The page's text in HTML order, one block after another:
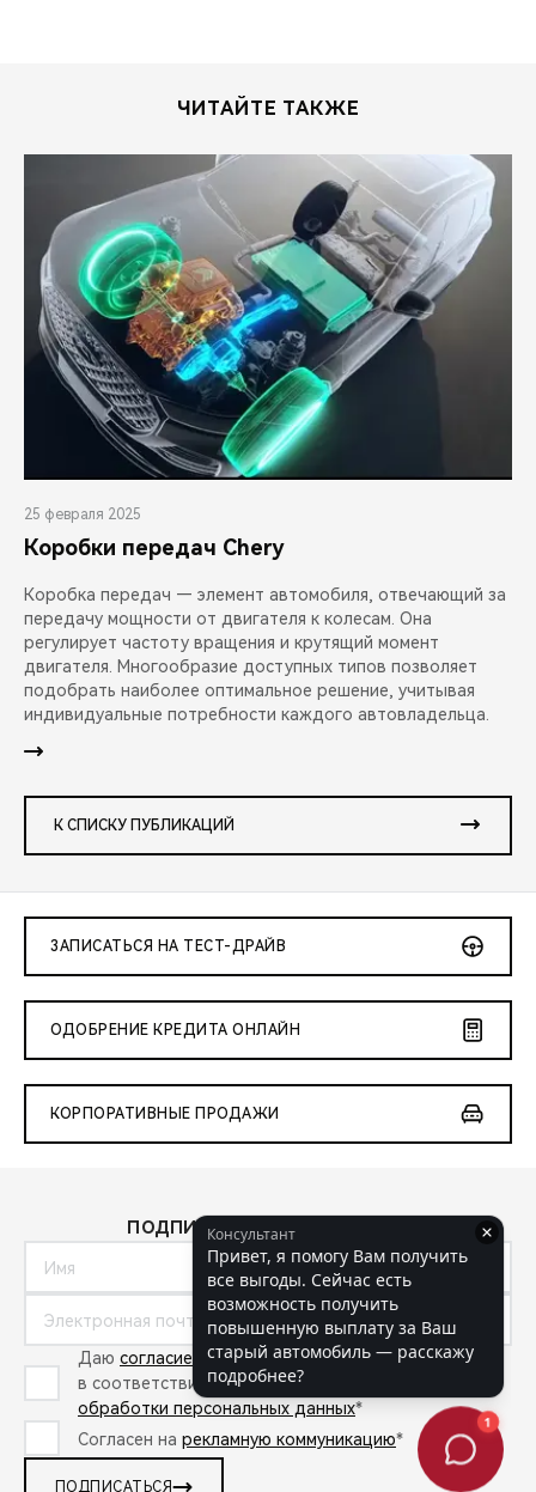
ЧИТАЙТЕ ТАКЖЕ
25 февраля 2025
Коробки передач Chery
Коробка передач — элемент автомобиля, отвечающий за
передачу мощности от двигателя к колесам. Она
регулирует частоту вращения и крутящий момент
двигателя. Многообразие доступных типов позволяет
подобрать наиболее оптимальное решение, учитывая
индивидуальные потребности каждого автовладельца.
К СПИСКУ ПУБЛИКАЦИЙ
ЗАПИСАТЬСЯ НА ТЕСТ-ДРАЙВ
ОДОБРЕНИЕ КРЕДИТА ОНЛАЙН
КОРПОРАТИВНЫЕ ПРОДАЖИ
ПОДПИШИТЕСЬ НА НОВОСТИ:
Даю согласие на обработку персональных данных
в соответствии сполитикой в отношении
обработки персональных данных*
Согласен на рекламную коммуникацию*
ПОДПИСАТЬСЯ